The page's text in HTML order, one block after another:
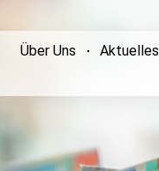
Über Uns Aktuelles